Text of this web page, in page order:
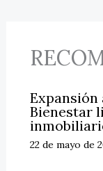
Expansión
Bienestar
22 de mayo de